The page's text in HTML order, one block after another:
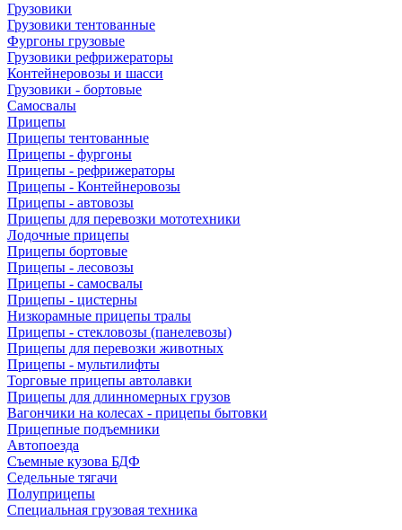
Грузовики
Грузовики тентованные
Фургоны грузовые
Грузовики рефрижераторы
Контейнеровозы и шасси
Грузовики - бортовые
Самосвалы
Прицепы
Прицепы тентованные
Прицепы - фургоны
Прицепы - рефрижераторы
Прицепы - Контейнеровозы
Прицепы - автовозы
Прицепы для перевозки мототехники
Лодочные прицепы
Прицепы бортовые
Прицепы - лесовозы
Прицепы - самосвалы
Прицепы - цистерны
Низкорамные прицепы тралы
Прицепы - стекловозы (панелевозы)
Прицепы для перевозки животных
Прицепы - мультилифты
Торговые прицепы автолавки
Прицепы для длинномерных грузов
Вагончики на колесах - прицепы бытовки
Прицепные подъемники
Автопоезда
Съемные кузова БДФ
Седельные тягачи
Полуприцепы
Специальная грузовая техника